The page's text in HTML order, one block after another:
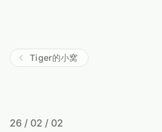
Tiger的小窝
26 / 02 / 02